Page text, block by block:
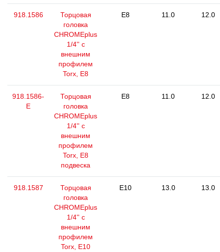
918.1586
Торцовая
головка
CHROMEplus
1/4'' с
внешним
профилем
Torx, E8
E8 11.0 12.0
918.1586-
E
Торцовая
головка
CHROMEplus
1/4'' с
внешним
профилем
Torx, E8
подвеска
E8 11.0 12.0
918.1587
Торцовая
головка
CHROMEplus
1/4'' с
внешним
профилем
Torx, E10
E10 13.0 13.0